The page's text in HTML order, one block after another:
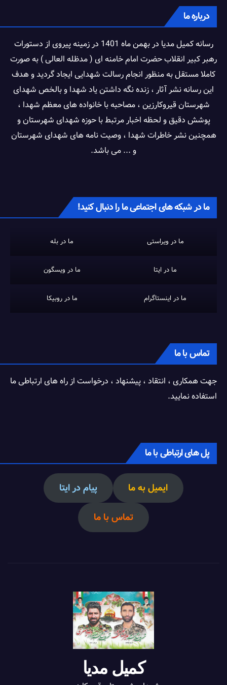
درباره ما
رسانه کمیل مدیا در بهمن ماه 1401 در زمینه پیروی از دستورات
رهبر کبیر انقلاب حضرت امام خامنه ای ( مدظله العالی ) به صورت
کاملا مستقل به منظور انجام رسالت شهدایی ایجاد گردید و هدف
این رسانه نشر آثار ، زنده نگه داشتن یاد شهدا و بالخص شهدای
شهرستان قیروکارزین ، مصاحبه با خانواده های معظم شهدا ،
پوشش دقیق و لحظه اخبار مرتبط با حوزه شهدای شهرستان و
همچنین نشر خاطرات شهدا ، وصیت نامه های شهدای شهرستان
و ... می باشد.
ما در شبکه های اجتماعی ما را دنبال کنید!
ما در ویراستی ما در بله
ما در ایتا ما در ویسگون
ما در اینستاگرام ما در روبیکا
تماس با ما
جهت همکاری ، انتقاد ، پیشنهاد ، درخواست از راه های ارتباطی ما
استفاده نمایید.
پل های ارتباطی با ما
ایمیل به ما پیام در ایتا
تماس با ما
کمیل مدیا